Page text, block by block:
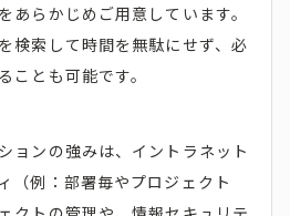
あらかじめご用意しています。
検索して時間を無駄にせず、必
ことも可能です。
ョンの強みは、イントラネット
（例：部署毎やプロジェクト